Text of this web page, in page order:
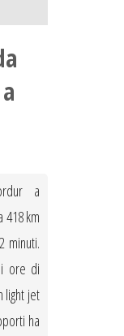
a
418 km
minuti.
ore di
light jet
ha